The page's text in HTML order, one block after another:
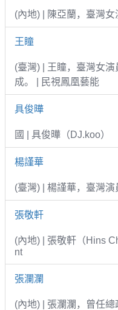
(內地) | 陳亞蘭，臺灣女
王瞳
(臺灣) | 王瞳，臺灣女
成。 | 民視鳳凰藝能
具俊曄
國 | 具俊曄（DJ.koo）
楊謹華
(臺灣) | 楊謹華，臺灣
張敬軒
(內地) | 張敬軒（Hins
nt
張瀾瀾
(內地) | 張瀾瀾，曾任總